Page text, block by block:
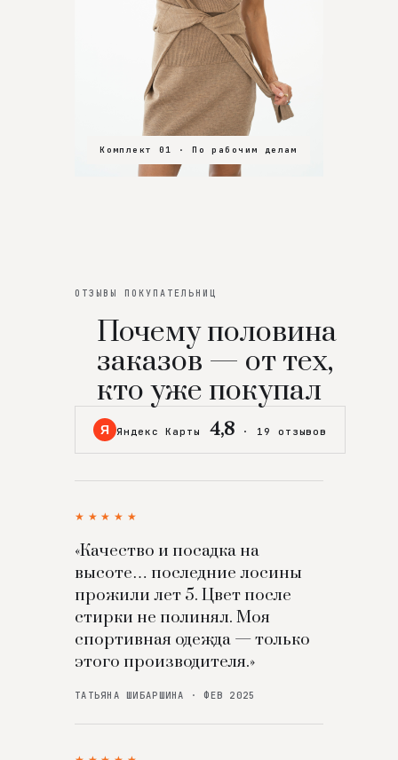
Комплект 01 · По рабочим делам
Комплект 02 · В зал
Комплект 03 · На особенный вечер
ОТЗЫВЫ ПОКУПАТЕЛЬНИЦ
Почему половина
заказов — от тех,
кто уже покупал
Я Яндекс Карты 4,8 · 19 отзывов
★★★★★
«Качество и посадка на
высоте… последние лосины
прожили лет 5. Цвет после
стирки не полинял. Моя
спортивная одежда — только
этого производителя.»
ТАТЬЯНА ШИБАРШИНА · ФЕВ 2025